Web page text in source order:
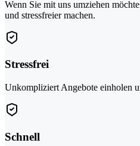
Wenn Sie mit uns umziehen
und stressfreier machen.
Stressfrei
Unkompliziert Angebote einholen
Schnell